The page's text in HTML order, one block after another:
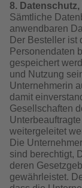
8.
Sämtliche
anwendbaren
Der Besteller ist
Personendaten
gespeichert
und Nutzung
Unternehmerin
damit
Gesellschaften
weitergeleitet
Die
sind berechtigt,
deren
gewährleistet.